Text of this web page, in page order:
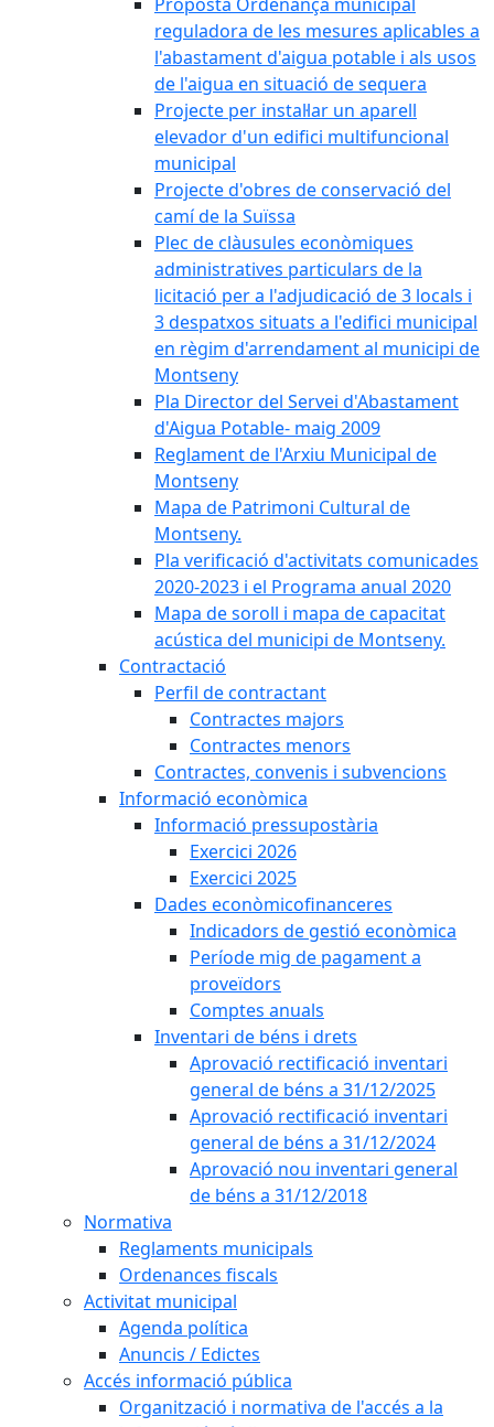
reguladora de les mesures aplicables a
l'abastament d'aigua potable i als usos
de l'aigua en situació de sequera
Projecte per instal·lar un aparell
elevador d'un edifici multifuncional
municipal
Projecte d'obres de conservació del
camí de la Suïssa
Plec de clàusules econòmiques
administratives particulars de la
licitació per a l'adjudicació de 3 locals i
3 despatxos situats a l'edifici municipal
en règim d'arrendament al municipi de
Montseny
Pla Director del Servei d'Abastament
d'Aigua Potable- maig 2009
Reglament de l'Arxiu Municipal de
Montseny
Mapa de Patrimoni Cultural de
Montseny.
Pla verificació d'activitats comunicades
2020-2023 i el Programa anual 2020
Mapa de soroll i mapa de capacitat
acústica del municipi de Montseny.
Contractació
Perfil de contractant
Contractes majors
Contractes menors
Contractes, convenis i subvencions
Informació econòmica
Informació pressupostària
Exercici 2026
Exercici 2025
Dades econòmicofinanceres
Indicadors de gestió econòmica
Període mig de pagament a
proveïdors
Comptes anuals
Inventari de béns i drets
Aprovació rectificació inventari
general de béns a 31/12/2025
Aprovació rectificació inventari
general de béns a 31/12/2024
Aprovació nou inventari general
de béns a 31/12/2018
Normativa
Reglaments municipals
Ordenances fiscals
Activitat municipal
Agenda política
Anuncis / Edictes
Accés informació pública
Organització i normativa de l'accés a la